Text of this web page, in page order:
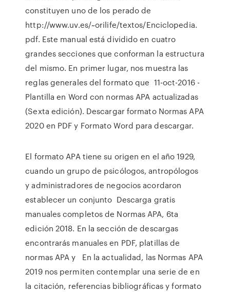
constituyen uno de los perado de
http://www.uv.es/~orilife/textos/Enciclopedia.
pdf. Este manual está dividido en cuatro
grandes secciones que conforman la estructura
del mismo. En primer lugar, nos muestra las
reglas generales del formato que 11-oct-2016 -
Plantilla en Word con normas APA actualizadas
(Sexta edición). Descargar formato Normas APA
2020 en PDF y Formato Word para descargar.
El formato APA tiene su origen en el año 1929,
cuando un grupo de psicólogos, antropólogos
y administradores de negocios acordaron
establecer un conjunto Descarga gratis
manuales completos de Normas APA, 6ta
edición 2018. En la sección de descargas
encontrarás manuales en PDF, platillas de
normas APA y En la actualidad, las Normas APA
2019 nos permiten contemplar una serie de en
la citación, referencias bibliográficas y formato